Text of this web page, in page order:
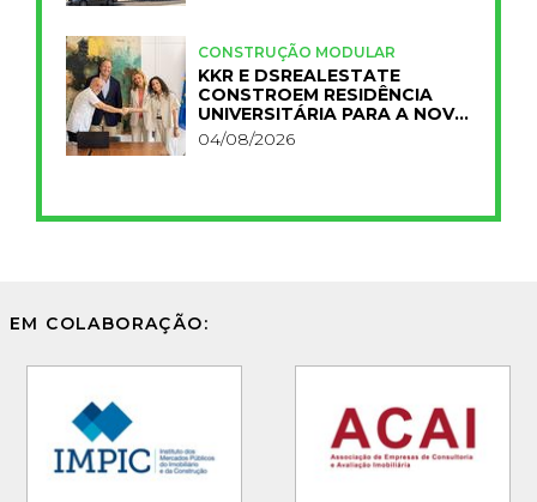
CONSTRUÇÃO MODULAR
KKR E DSREALESTATE
CONSTROEM RESIDÊNCIA
UNIVERSITÁRIA PARA A NOVA
FCT
04/08/2026
EM COLABORAÇÃO: